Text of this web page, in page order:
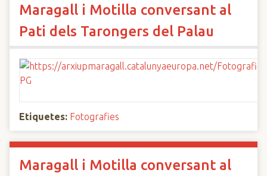
Maragall i Motilla conversant al
Pati dels Tarongers del Palau
Etiquetes: Fotografies
Maragall i Motilla conversant al